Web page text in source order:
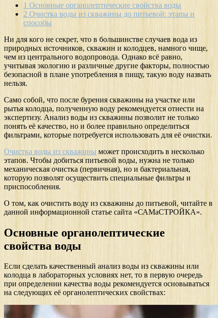
1 Основные органолептические свойства воды
2 Очистка воды из скважины до питьевой: этапы и
способы
Ни для кого не секрет, что в большинстве случаев вода из
природных источников, скважин и колодцев, намного чище,
чем из центрального водопровода. Однако всё равно,
учитывая экологию и различные другие факторы, полностью
безопасной в плане употребления в пищу, такую воду назвать
нельзя.
Само собой, что после бурения скважины на участке или
рытья колодца, полученную воду рекомендуется отнести на
экспертизу. Анализ воды из скважины позволит не только
понять её качество, но и более правильно определиться
фильтрами, которые потребуется использовать для её очистки.
Очистка воды из скважины может происходить в несколько
этапов. Чтобы добиться питьевой воды, нужна не только
механическая очистка (первичная), но и бактериальная,
которую позволят осуществить специальные фильтры и
приспособления.
О том, как очистить воду из скважины до питьевой, читайте в
данной информационной статье сайта «САМаСТРОЙКА».
Основные органолептические
свойства воды
Если сделать качественный анализ воды из скважины или
колодца в лабораторных условиях нет, то в первую очередь
при определении качества воды рекомендуется основываться
на следующих её органолептических свойствах: